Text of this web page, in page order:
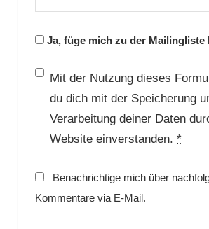
Ja, füge mich zu der Mailingliste
Mit der Nutzung dieses
du dich mit der Speicherung
Verarbeitung deiner Daten
Website einverstanden. *
Benachrichtige mich über
Kommentare via E-Mail.